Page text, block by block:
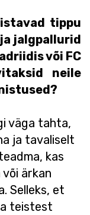
tippu
jalgpallurid
või FC
neile
väga tahta,
ja tavaliselt
kas
ärkan
Selleks, et
teistest